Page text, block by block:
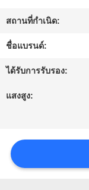
ควบคุม
คุณภาพ
เรา
สถานที่กำเนิด:
ชื่อแบรนด์:
ได้รับการรับรอง:
แสงสูง: